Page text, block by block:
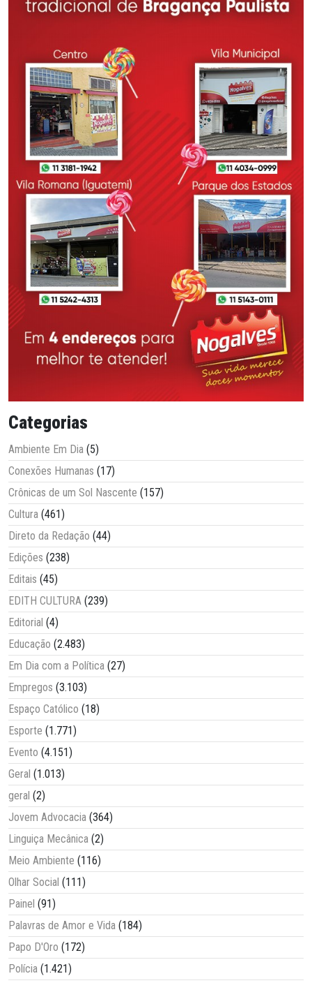
Categorias
Ambiente Em Dia (5)
Conexões Humanas (17)
Crônicas de um Sol Nascente (157)
Cultura (461)
Direto da Redação (44)
Edições (238)
Editais (45)
EDITH CULTURA (239)
Editorial (4)
Educação (2.483)
Em Dia com a Política (27)
Empregos (3.103)
Espaço Católico (18)
Esporte (1.771)
Evento (4.151)
Geral (1.013)
geral (2)
Jovem Advocacia (364)
Linguiça Mecânica (2)
Meio Ambiente (116)
Olhar Social (111)
Painel (91)
Palavras de Amor e Vida (184)
Papo D'Oro (172)
Polícia (1.421)